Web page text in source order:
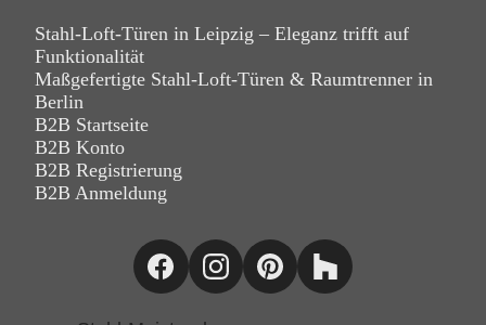
Stahl-Loft-Türen in Leipzig – Eleganz trifft auf
Funktionalität
Maßgefertigte Stahl-Loft-Türen & Raumtrenner in
Berlin
B2B Startseite
B2B Konto
B2B Registrierung
B2B Anmeldung